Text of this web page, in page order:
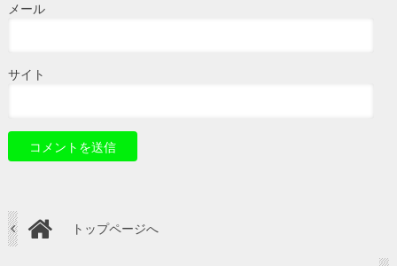
メール
サイト
トップページへ